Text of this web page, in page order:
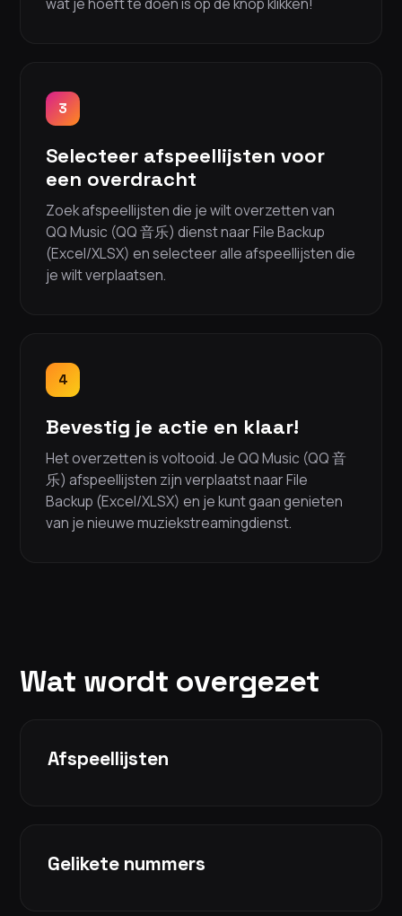
3
Selecteer afspeellijsten voor
een overdracht
Zoek afspeellijsten die je wilt overzetten van
QQ Music (QQ 音乐) dienst naar File Backup
(Excel/XLSX) en selecteer alle afspeellijsten die
je wilt verplaatsen.
4
Bevestig je actie en klaar!
Het overzetten is voltooid. Je QQ Music (QQ 音
乐) afspeellijsten zijn verplaatst naar File
Backup (Excel/XLSX) en je kunt gaan genieten
van je nieuwe muziekstreamingdienst.
Wat wordt overgezet
Afspeellijsten
Gelikete nummers